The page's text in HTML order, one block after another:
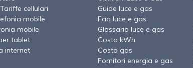
cellulari
mobile
mobile
tablet
internet
Guide luce e gas
Faq luce e gas
Glossario luce e gas
Costo kWh
Costo gas
Fornitori energia e gas